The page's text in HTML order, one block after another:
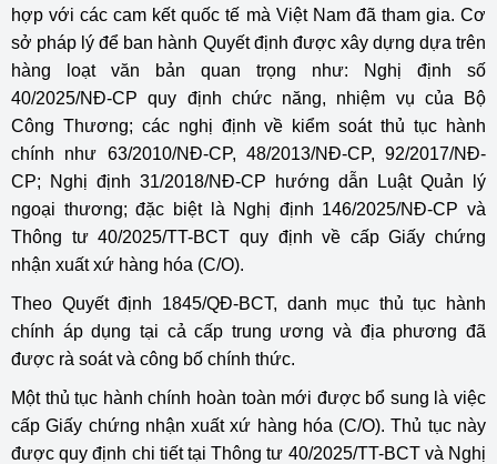
hợp với các cam kết quốc tế mà Việt Nam đã tham gia. Cơ
sở pháp lý để ban hành Quyết định được xây dựng dựa trên
hàng loạt văn bản quan trọng như: Nghị định số
40/2025/NĐ-CP quy định chức năng, nhiệm vụ của Bộ
Công Thương; các nghị định về kiểm soát thủ tục hành
chính như 63/2010/NĐ-CP, 48/2013/NĐ-CP, 92/2017/NĐ-
CP; Nghị định 31/2018/NĐ-CP hướng dẫn Luật Quản lý
ngoại thương; đặc biệt là Nghị định 146/2025/NĐ-CP và
Thông tư 40/2025/TT-BCT quy định về cấp Giấy chứng
nhận xuất xứ hàng hóa (C/O).
Theo Quyết định 1845/QĐ-BCT, danh mục thủ tục hành
chính áp dụng tại cả cấp trung ương và địa phương đã
được rà soát và công bố chính thức.
Một thủ tục hành chính hoàn toàn mới được bổ sung là việc
cấp Giấy chứng nhận xuất xứ hàng hóa (C/O). Thủ tục này
được quy định chi tiết tại Thông tư 40/2025/TT-BCT và Nghị